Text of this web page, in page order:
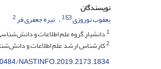
نویسندگان
یعقوب نوروزی
1 نیره جعفری فر2
1دانشیار گروه علم اطلاعات و
2کارشناس ارشد علم اطلاعات و
NASTINFO.2019.2173.1834